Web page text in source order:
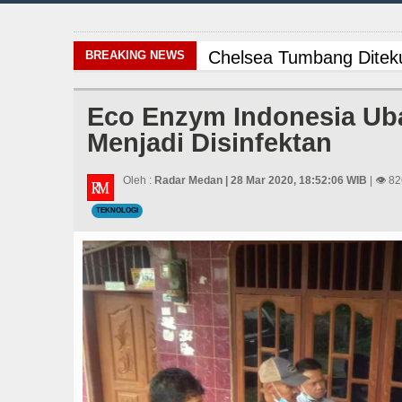
BREAKING NEWS Chelsea Tumbang
Era Baru Pengobatan
Arsenal Dibungkam
Danrem 011
Sebut LSL Pengidap
AC Milan Hanya
Wabup Taput Hadiri
Eco Enzym Indonesia
Menjadi Disinfektan
Oleh : Radar Medan | 28 Mar 2020, 18:52:06 WIB | 👁
TEKNOLOGI